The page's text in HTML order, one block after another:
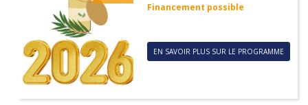
Financement possible
EN SAVOIR PLUS SUR LE PROGRAMME